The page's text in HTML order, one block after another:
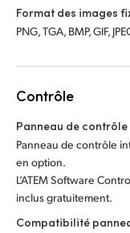
Format des images
PNG, TGA, BMP, GIF,
Contrôle
Panneau de contrôle
Panneau de contrôle
en option.
L’ATEM Software
inclus gratuitement.
Compatibilité